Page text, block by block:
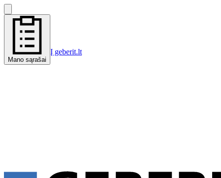
Mano sąrašai
Į geberit.lt